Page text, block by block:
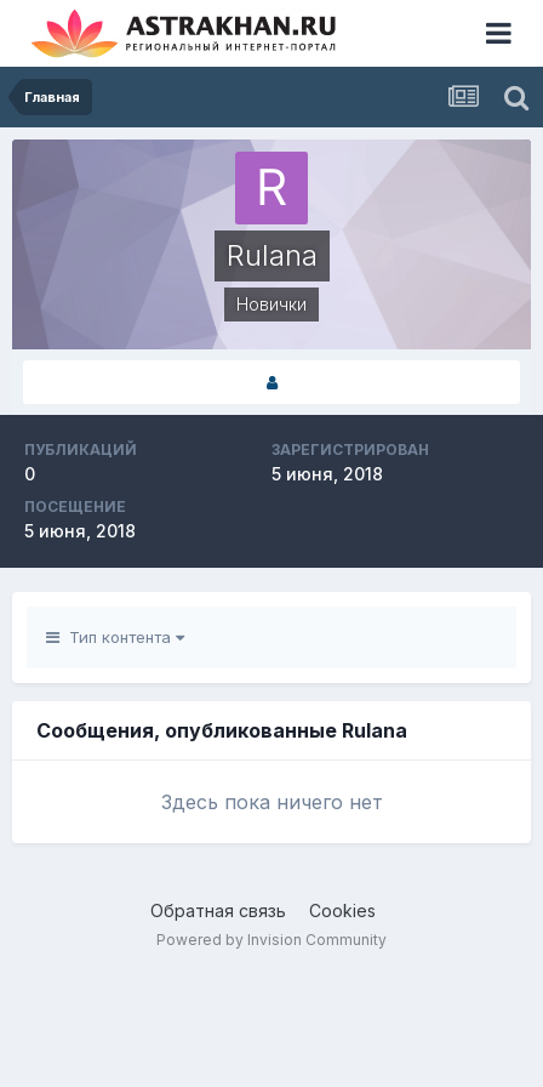
Главная
Rulana
Новички
ПУБЛИКАЦИЙ
0
ЗАРЕГИСТРИРОВАН
5 июня, 2018
ПОСЕЩЕНИЕ
5 июня, 2018
Тип контента
Сообщения, опубликованные Rulana
Здесь пока ничего нет
Обратная связь Cookies
Powered by Invision Community